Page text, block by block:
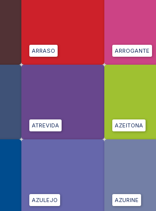
ARRASO ARROGANTE
ATREVIDA AZEITONA
AZULEJO AZURINE